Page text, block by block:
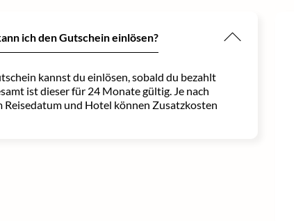
ich den Gutschein einlösen?
kannst du einlösen, sobald du bezahlt
ist dieser für 24 Monate gültig. Je nach
Reisedatum und Hotel können Zusatzkosten